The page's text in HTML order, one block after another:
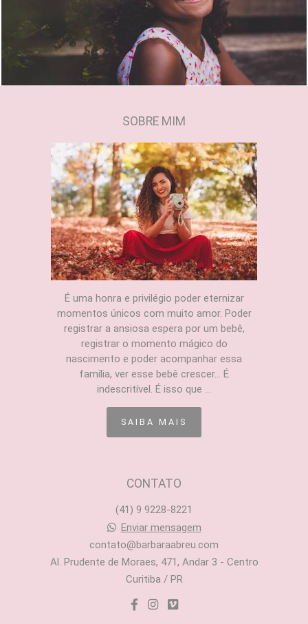
1937 0
SOBRE MIM
É uma honra e privilégio poder eternizar
momentos únicos com muito amor. Poder
registrar a ansiosa espera por um bebê,
registrar o momento mágico do
nascimento e poder acompanhar essa
família, ver esse bebê crescer... É
indescritível. É isso que ...
SAIBA MAIS
CONTATO
(41) 9 9228-8221
Enviar mensagem
contato@barbaraabreu.com
Al. Prudente de Moraes, 471, Andar 3 - Centro
Curitiba / PR